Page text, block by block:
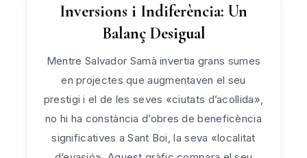
Inversions i Indiferència: Un
Balanç Desigual
Mentre Salvador Samà invertia grans sumes
en projectes que augmentaven el seu
prestigi i el de les seves «ciutats d’acollida»,
no hi ha constància d’obres de beneficència
significatives a Sant Boi, la seva «localitat